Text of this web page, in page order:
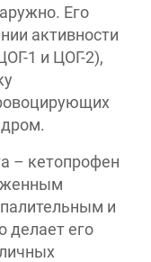
Его
активности
1 и ЦОГ-2),
– кетопрофен
и
делает его